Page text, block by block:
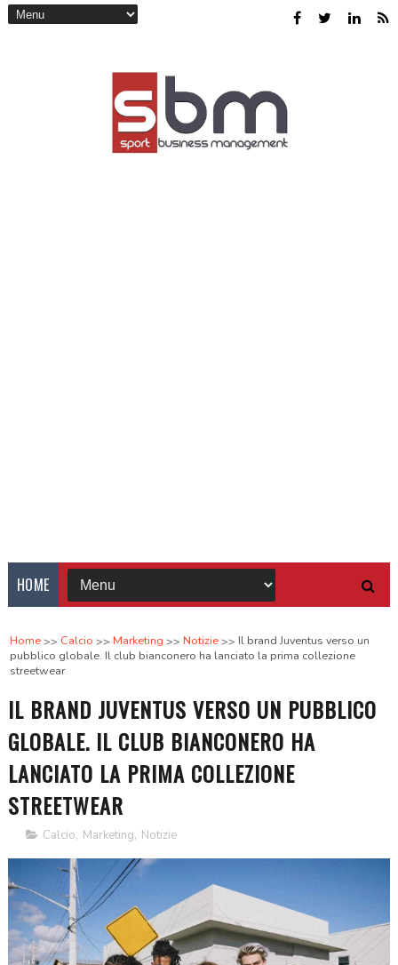
HOME
Home Calcio Marketing Notizie
Il brand Juventus verso un
pubblico globale. Il club bianconero ha lanciato la prima collezione
streetwear
IL BRAND JUVENTUS VERSO UN PUBBLICO
GLOBALE. IL CLUB BIANCONERO HA
LANCIATO LA PRIMA COLLEZIONE
STREETWEAR
Calcio, Marketing, Notizie